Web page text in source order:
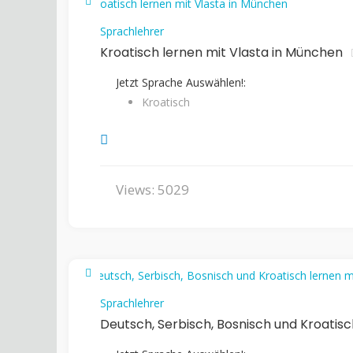
Sprachlehrer
Kroatisch lernen mit Vlasta in München
Jetzt Sprache Auswählen!:
Kroatisch
Views: 5029
Sprachlehrer
Deutsch, Serbisch, Bosnisch und